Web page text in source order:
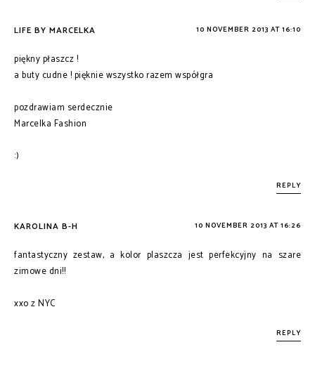
LIFE BY MARCELKA 10 NOVEMBER 2013 AT 16:10
piękny płaszcz !
a buty cudne ! pięknie wszystko razem współgra
pozdrawiam serdecznie
Marcelka Fashion
:)
REPLY
KAROLINA B-H 10 NOVEMBER 2013 AT 16:26
fantastyczny zestaw, a kolor plaszcza jest perfekcyjny na szare
zimowe dni!!
xxo z NYC
REPLY